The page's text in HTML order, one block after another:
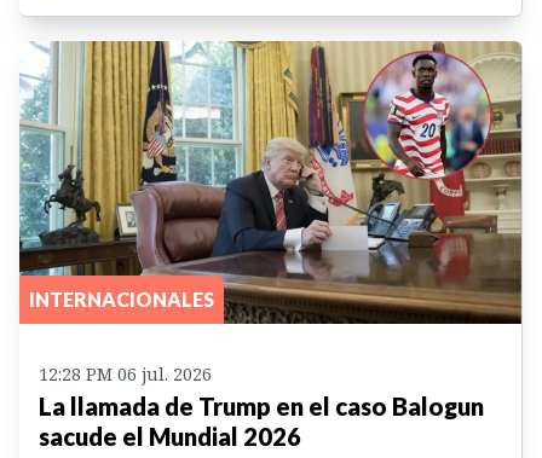
INTERNACIONALES
12:28 PM 06 jul. 2026
La llamada de Trump en el caso Balogun
sacude el Mundial 2026